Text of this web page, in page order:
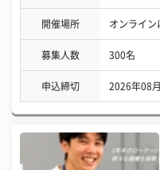
開催場所 オンライン
募集人数 300名
申込締切 2026年08